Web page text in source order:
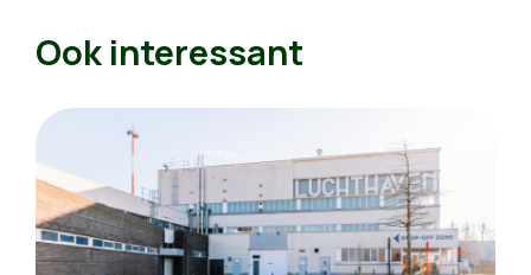
Ook interessant